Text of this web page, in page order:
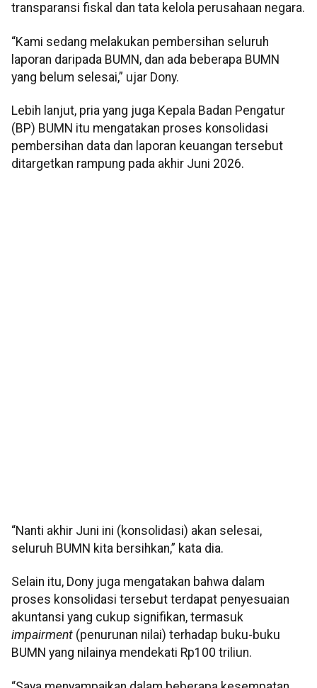
transparansi fiskal dan tata kelola perusahaan negara.
“Kami sedang melakukan pembersihan seluruh
laporan daripada BUMN, dan ada beberapa BUMN
yang belum selesai,” ujar Dony.
Lebih lanjut, pria yang juga Kepala Badan Pengatur
(BP) BUMN itu mengatakan proses konsolidasi
pembersihan data dan laporan keuangan tersebut
ditargetkan rampung pada akhir Juni 2026.
“Nanti akhir Juni ini (konsolidasi) akan selesai,
seluruh BUMN kita bersihkan,” kata dia.
Selain itu, Dony juga mengatakan bahwa dalam
proses konsolidasi tersebut terdapat penyesuaian
akuntansi yang cukup signifikan, termasuk
impairment (penurunan nilai) terhadap buku-buku
BUMN yang nilainya mendekati Rp100 triliun.